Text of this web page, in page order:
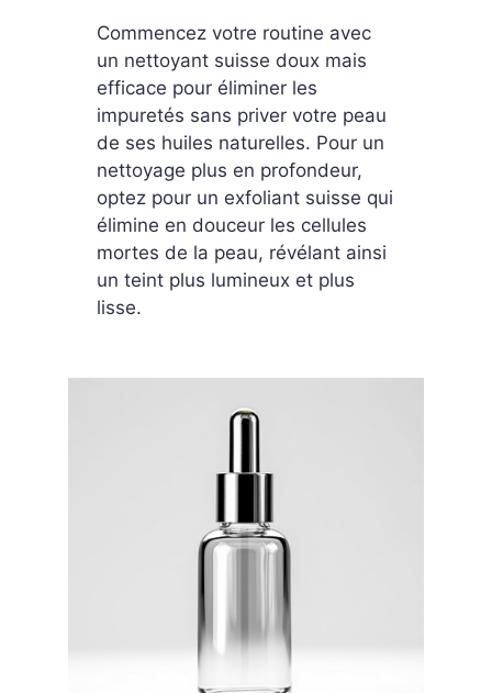
Commencez votre routine avec
un nettoyant suisse doux mais
efficace pour éliminer les
impuretés sans priver votre peau
de ses huiles naturelles. Pour un
nettoyage plus en profondeur,
optez pour un exfoliant suisse qui
élimine en douceur les cellules
mortes de la peau, révélant ainsi
un teint plus lumineux et plus
lisse.